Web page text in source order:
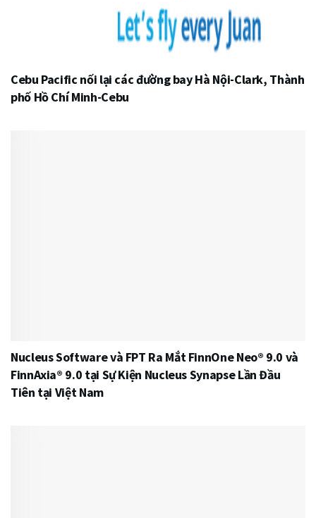
Cebu Pacific nối lại các đường bay Hà Nội-Clark, Thành
phố Hồ Chí Minh-Cebu
Nucleus Software và FPT Ra Mắt FinnOne Neo® 9.0 và
FinnAxia® 9.0 tại Sự Kiện Nucleus Synapse Lần Đầu
Tiên tại Việt Nam